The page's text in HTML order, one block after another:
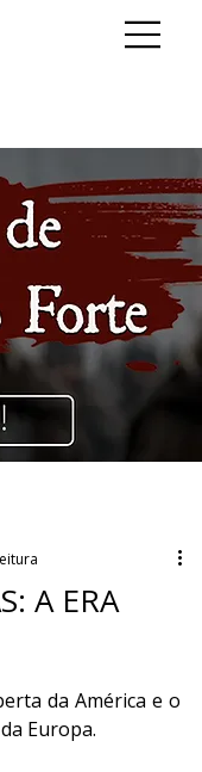
A ERA
da América e o
Europa.